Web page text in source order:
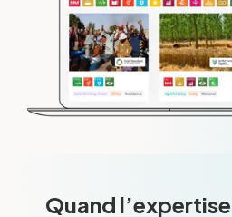
Quand